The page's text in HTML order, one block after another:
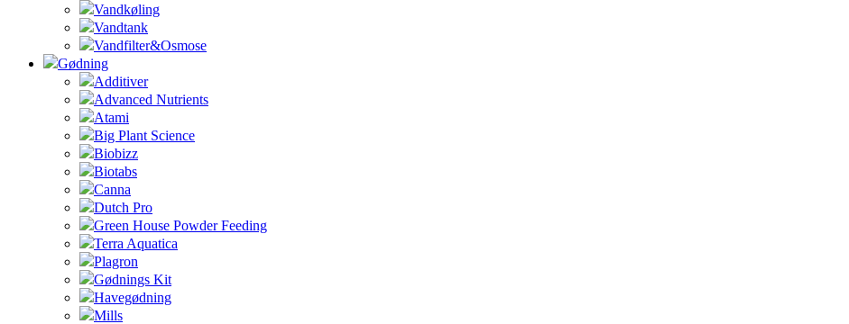
Vandkøling
Vandtank
Vandfilter&Osmose
Gødning
Additiver
Advanced Nutrients
Atami
Big Plant Science
Biobizz
Biotabs
Canna
Dutch Pro
Green House Powder Feeding
Terra Aquatica
Plagron
Gødnings Kit
Havegødning
Mills